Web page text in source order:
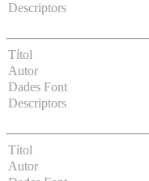
Descriptors
Títol
Autor
Dades Font
Descriptors
Títol
Autor